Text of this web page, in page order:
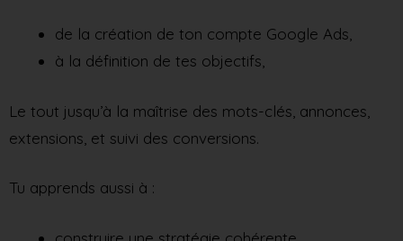
de la création de ton compte Google Ads,
à la définition de tes objectifs,
Le tout jusqu’à la maîtrise des mots-clés, annonces,
extensions, et suivi des conversions.
Tu apprends aussi à :